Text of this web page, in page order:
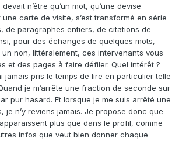
n’être qu’un mot, qu’une devise
carte de visite, s’est transformé en série
de paragraphes entiers, de citations de
pour des échanges de quelques mots,
non, littéralement, ces intervenants vous
et des pages à faire défiler. Quel intérêt ?
jamais pris le temps de lire en particulier telle
je m’arrête une fraction de seconde sur
pur hasard. Et lorsque je me suis arrêté une
je n’y reviens jamais. Je propose donc que
plus que dans le profil, comme
infos que veut bien donner chaque